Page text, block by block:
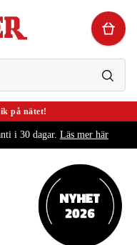
på nätet!
i 30 dagar. Läs mer här